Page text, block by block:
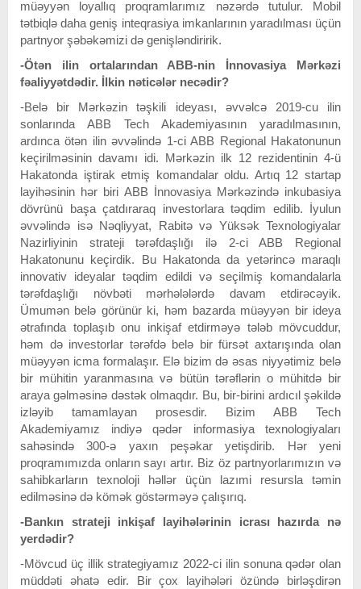
müəyyən loyallıq proqramlarımız nəzərdə tutulur. Mobil
tətbiqlə daha geniş inteqrasiya imkanlarının yaradılması üçün
partnyor şəbəkəmizi də genişləndiririk.
-Ötən ilin ortalarından ABB-nin İnnovasiya Mərkəzi
fəaliyyətdədir. İlkin nəticələr necədir?
-Belə bir Mərkəzin təşkili ideyası, əvvəlcə 2019-cu ilin
sonlarında ABB Tech Akademiyasının yaradılmasının,
ardınca ötən ilin əvvəlində 1-ci ABB Regional Hakatonunun
keçirilməsinin davamı idi. Mərkəzin ilk 12 rezidentinin 4-ü
Hakatonda iştirak etmiş komandalar oldu. Artıq 12 startap
layihəsinin hər biri ABB İnnovasiya Mərkəzində inkubasiya
dövrünü başa çatdıraraq investorlara təqdim edilib. İyulun
əvvəlində isə Nəqliyyat, Rabitə və Yüksək Texnologiyalar
Nazirliyinin strateji tərəfdaşlığı ilə 2-ci ABB Regional
Hakatonunu keçirdik. Bu Hakatonda da yetərincə maraqlı
innovativ ideyalar təqdim edildi və seçilmiş komandalarla
tərəfdaşlığı növbəti mərhələlərdə davam etdirəcəyik.
Ümumən belə görünür ki, həm bazarda müəyyən bir ideya
ətrafında toplaşıb onu inkişaf etdirməyə tələb mövcuddur,
həm də investorlar tərəfdə belə bir fürsət axtarışında olan
müəyyən icma formalaşır. Elə bizim də əsas niyyətimiz belə
bir mühitin yaranmasına və bütün tərəflərin o mühitdə bir
araya gəlməsinə dəstək olmaqdır. Bu, bir-birini ardıcıl şəkildə
izləyib tamamlayan prosesdir. Bizim ABB Tech
Akademiyamız indiyə qədər informasiya texnologiyaları
sahəsində 300-ə yaxın peşəkar yetişdirib. Hər yeni
proqramımızda onların sayı artır. Biz öz partnyorlarımızın və
sahibkarların texnoloji həllər üçün lazımi resursla təmin
edilməsinə də kömək göstərməyə çalışırıq.
-Bankın strateji inkişaf layihələrinin icrası hazırda nə
yerdədir?
-Mövcud üç illik strategiyamız 2022-ci ilin sonuna qədər olan
müddəti əhatə edir. Bir çox layihələri özündə birləşdirən